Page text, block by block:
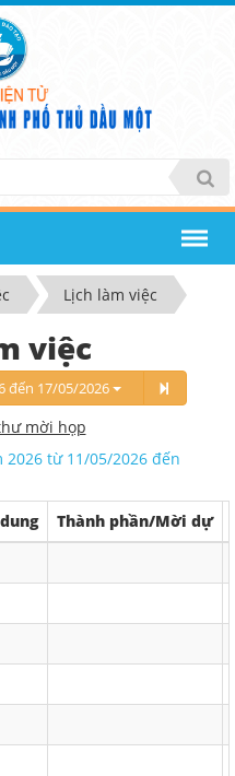
Lịch làm việc
việc
đến 17/05/2026
mời họp
2026 từ 11/05/2026 đến
Thành phần/Mời dự